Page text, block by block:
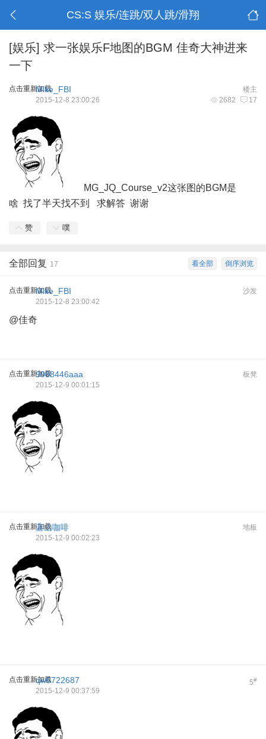
CS:S 娱乐/连跳/双人跳/滑翔
[娱乐] 求一张娱乐F地图的BGM 佳奇大神进来
一下
点击重新加载 楼主
Mike_FBI
2682 17
2015-12-8 23:00:26
MG_JQ_Course_v2这张图的BGM是
啥 找了半天找不到 求解答 谢谢
赞 噗
倒序浏览
看全部
全部回复 17
点击重新加载 沙发
Mike_FBI
2015-12-8 23:00:42
@佳奇
点击重新加载 板凳
9988446aaa
2015-12-9 00:01:15
点击重新加载 地板
蓝山咖啡
2015-12-9 00:02:23
点击重新加载 5#
qw5722687
2015-12-9 00:37:59